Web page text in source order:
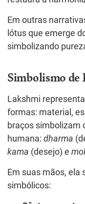
Em outras
lótus que emerge
simbolizando
Simbolismo de
Lakshmi
formas: material,
braços simbolizam
humana: dharma
kama (desejo) e
Em suas mãos, ela
simbólicos: